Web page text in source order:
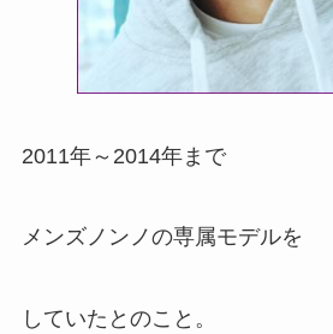
2011年～2014年まで
メンズノンノの専属モデルを
していたとのこと。